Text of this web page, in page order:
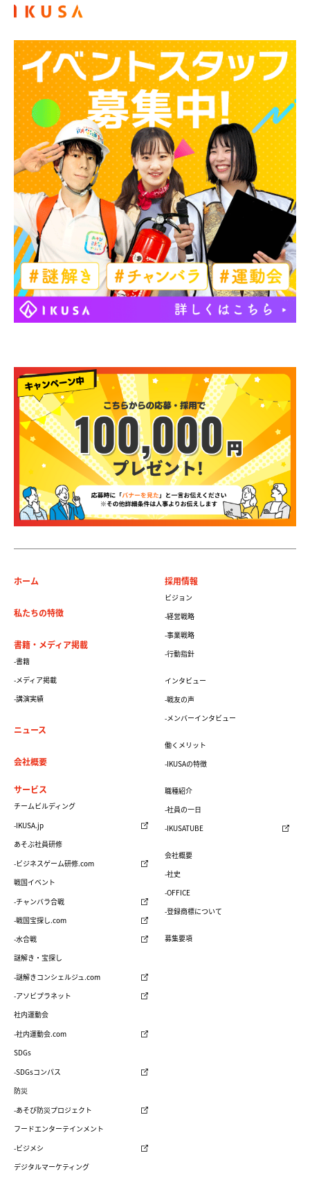
ホーム
私たちの特徴
書籍・メディア掲載
-書籍
-メディア掲載
-講演実績
ニュース
会社概要
サービス
チームビルディング
-IKUSA.jp
あそぶ社員研修
-ビジネスゲーム研修.com
戦国イベント
-チャンバラ合戦
-戦国宝探し.com
-水合戦
謎解き・宝探し
-謎解きコンシェルジュ.com
-アソビプラネット
社内運動会
-社内運動会.com
SDGs
-SDGsコンパス
防災
-あそび防災プロジェクト
フードエンターテインメント
-ビジメシ
デジタルマーケティング
採用情報
ビジョン
-経営戦略
-事業戦略
-行動指針
インタビュー
-戦友の声
-メンバーインタビュー
働くメリット
-IKUSAの特徴
職種紹介
-社員の一日
-IKUSATUBE
会社概要
-社史
-OFFICE
-登録商標について
募集要項